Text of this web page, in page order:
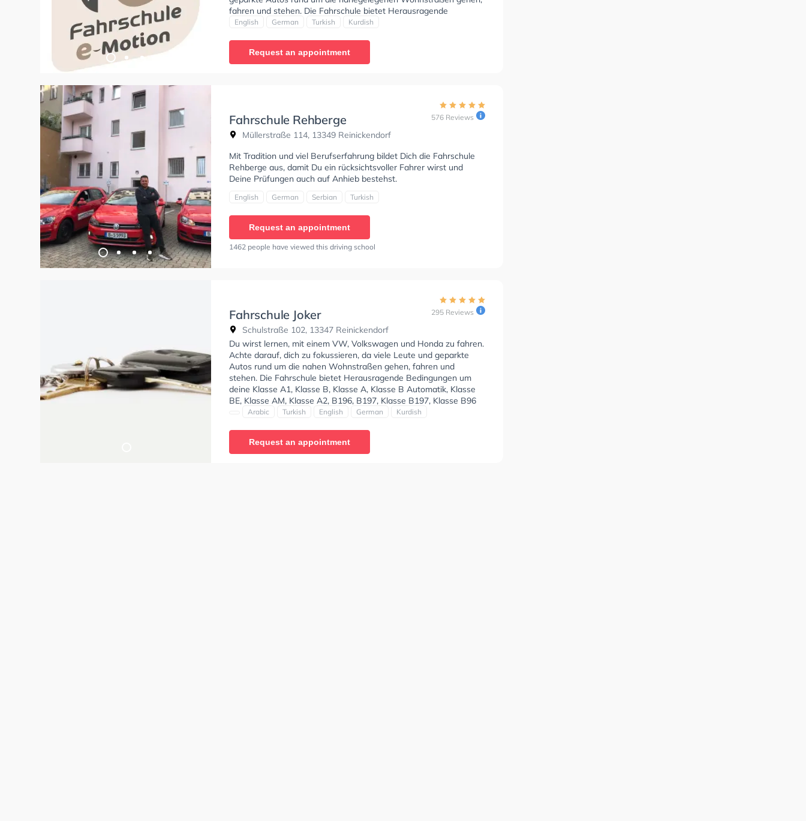
fahren und stehen. Die Fahrschule bietet Herausragende
Bedingungen um deine Klasse B, Klasse B Automatik, Klasse
Klasse B197, MPU, Klasse ASF und Klasse FES zu erhalten. Der
Unterricht kann auf Englisch, Deutsch, Türkisch und Kurdisch
stattfinden. Die Erste-Hilfe-Kurs in der Schule. Wir empfehlen dir
Fahrschule mit toller Atmosphäre. Absolut empfehlenswert!"
English German Turkish Kurdish
Request an appointment
Fahrschule Rehberge
Müllerstraße 114, 13349 Reinickendorf
576 Reviews
Mit Tradition und viel Berufserfahrung bildet Dich die Fahrschule
Rehberge aus, damit Du ein rücksichtsvoller Fahrer wirst und
Deine Prüfungen auch auf Anhieb bestehst.
English German Serbian Turkish
Request an appointment
1462 people have viewed this driving school
Fahrschule Joker
Schulstraße 102, 13347 Reinickendorf
295 Reviews
Du wirst lernen, mit einem VW, Volkswagen und Honda zu fahren.
Achte darauf, dich zu fokussieren, da viele Leute und geparkte
Autos rund um die nahen Wohnstraßen gehen, fahren und
stehen. Die Fahrschule bietet Herausragende Bedingungen um
deine Klasse A1, Klasse B, Klasse A, Klasse B Automatik, Klasse
BE, Klasse AM, Klasse A2, B196, B197, Klasse B197, Klasse B96
und Klasse BF17 zu erhalten. Der Unterricht kann auf --
stattfinden. Die Erste-Hilfe-Kurs in der Schule. Wir empfehlen dir
auch online-theorie tests am PC zu absolvieren, um dich gut auf
die theoretische Prüfung. Letzte Bewertung: "Durch ihre
Arabic Turkish English German Kurdish
Request an appointment